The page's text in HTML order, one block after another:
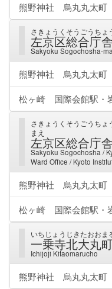
熊野神社 烏丸丸太町
さきょうくそうごうちょ
左京区総合庁
Sakyoku Sogochosha-
熊野神社 烏丸丸太町
松ヶ崎 国際会館駅・
さきょうくそうごうちょ
まえ
左京区総合庁
Sakyoku Sogochosha /
Ward Office / Kyoto
熊野神社 烏丸丸太町
松ヶ崎 国際会館駅・
いちじょうじきたおおま
一乗寺北大丸
Ichijoji Kitaomarucho
熊野神社 烏丸丸太町